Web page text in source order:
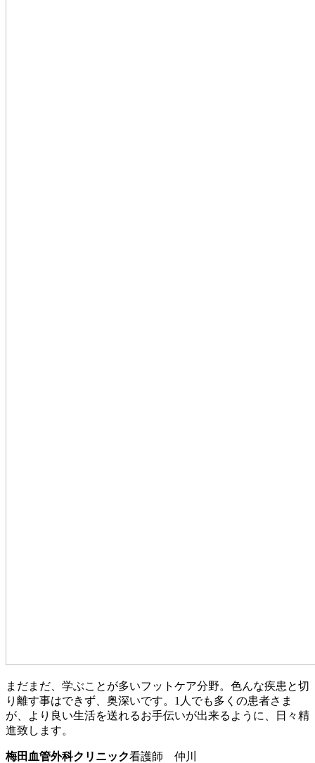
まだまだ、学ぶことが多いフットケア分野。色んな疾患と切
り離す事はできず、奥深いです。1人でも多くの患者さま
が、より良い生活を送れるお手伝いが出来るように、日々精
進致します。
梅田血管外科クリニック看護師 仲川